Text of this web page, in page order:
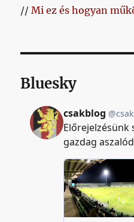
//Mi ez és hogyan
Bluesky